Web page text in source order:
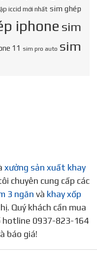
iccid mới nhất sim ghép
iphone sim
11 sim pro auto sim
xưởng sản xuất khay
chuyên cung cấp các
3 ngăn và khay xốp
Quý khách cần mua
hotline 0937-823-164
báo giá!